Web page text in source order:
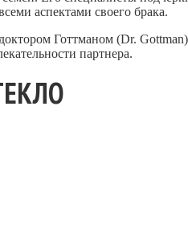
аспектами своего брака.
Готтманом (Dr.
партнера.